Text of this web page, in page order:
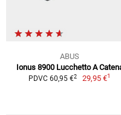
ABUS
Ionus 8900 Lucchetto A
PDVC 60,95 €2 29,95 €1